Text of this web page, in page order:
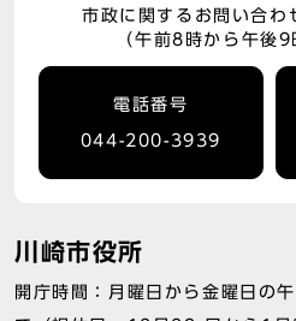
市政に関するお問い合わ
（午前8時から午後
電話番号
044-200-3939
川崎市役所
開庁時間：月曜日から金曜日の